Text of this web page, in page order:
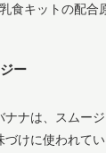
食キットの配合
ー
ナナは、スムー
づけに使われて